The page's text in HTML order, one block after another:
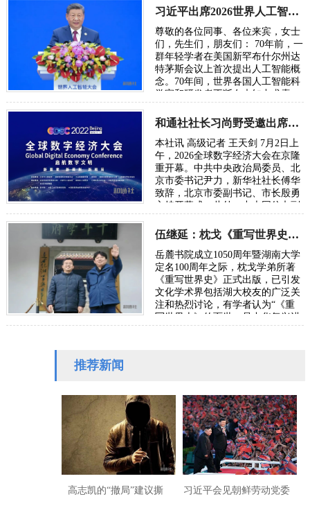
眼联盟国家…
习近平出席2026世界人工智能大会呼吁携手构建公正合理的全球人工智能治理体系
尊敬的各位同事、各位来宾，女士
们，先生们，朋友们： 70年前，一
群年轻学者在美国新罕布什尔州达
特茅斯会议上首次提出人工智能概
念。70年间，世界各国人工智能科
学家和研发者不断在未知中求索、
年后，…
和通社社长习尚野受邀出席2026年全球数字经济大会
本社讯 高级记者 王天剑 7月2日上
午，2026全球数字经济大会在京隆
重开幕。中共中央政治局委员、北
京市委书记尹力，新华社社长傅华
致辞，北京市委副书记、市长殷勇
主持开幕式。此外，中央网信办副
国家发…
伍继延：枕戈《重写世界史》献礼湖大百周年校庆
岳麓书院成立1050周年暨湖南大学
定名100周年之际，枕戈学弟所著
《重写世界史》正式出版，已引发
文化学术界包括湖大校友的广泛关
注和热烈讨论，有学者认为“《重
写世界史》的面世，是中华复兴进
推荐新闻
高志凯的“撤局”建议撕 习近平会见朝鲜劳动党委